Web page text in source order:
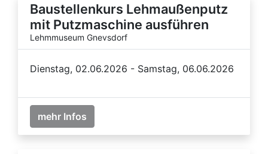
Baustellenkurs Lehmaußenputz
mit Putzmaschine ausführen
Lehmmuseum Gnevsdorf
Dienstag, 02.06.2026 - Samstag, 06.06.2026
mehr Infos